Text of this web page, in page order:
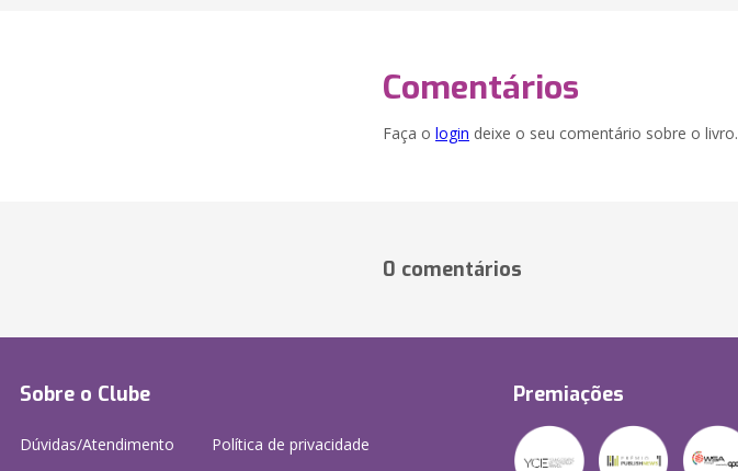
Comentários
Faça o login deixe o seu comentário sobre o livro.
0 comentários
Sobre o Clube
Dúvidas/Atendimento Política de privacidade
Premiações